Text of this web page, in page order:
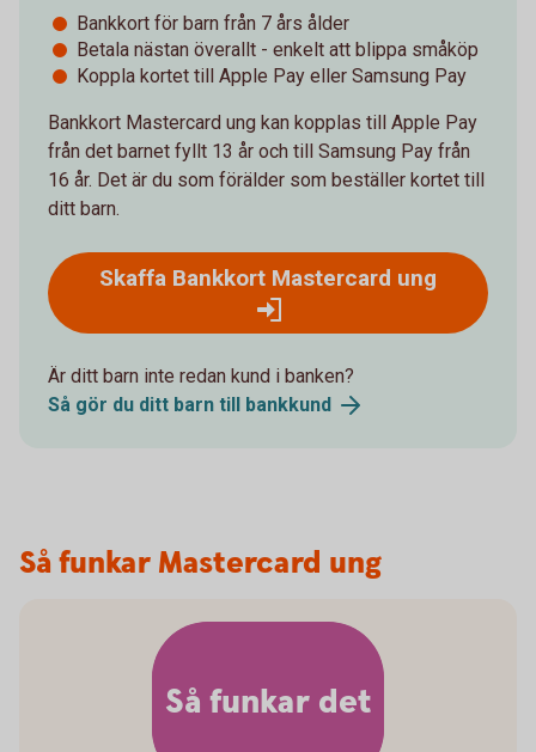
Bankkort för barn från 7 års ålder
Betala nästan överallt - enkelt att blippa småköp
Koppla kortet till Apple Pay eller Samsung Pay
Bankkort Mastercard ung kan kopplas till Apple Pay
från det barnet fyllt 13 år och till Samsung Pay från
16 år. Det är du som förälder som beställer kortet till
ditt barn.
Skaffa Bankkort Mastercard ung
Är ditt barn inte redan kund i banken?
Så gör du ditt barn till bankkund
Så funkar Mastercard ung
Så funkar det